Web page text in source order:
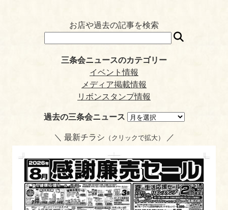
お店や過去の記事を検索
三条会ニュースのカテゴリー
イベント情報
メディア掲載情報
リボンスタンプ情報
過去の三条会ニュース
＼ 最新チラシ （クリックで拡大） ／